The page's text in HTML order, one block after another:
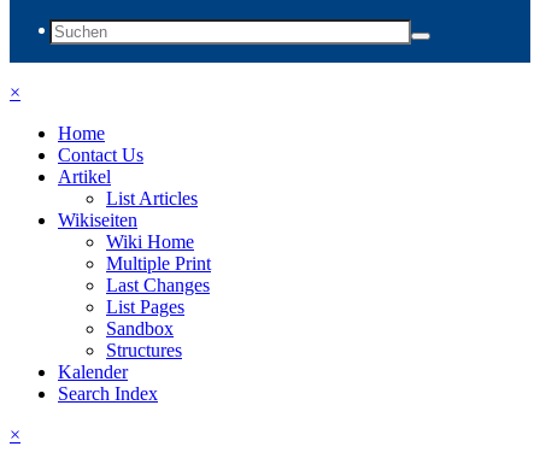
×
Home
Contact Us
Artikel
List Articles
Wikiseiten
Wiki Home
Multiple Print
Last Changes
List Pages
Sandbox
Structures
Kalender
Search Index
×